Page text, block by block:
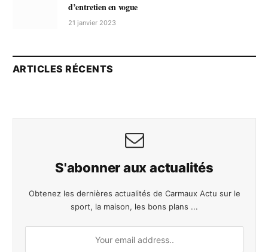
d’entretien en vogue
21 janvier 2023
ARTICLES RÉCENTS
S'abonner aux actualités
Obtenez les dernières actualités de Carmaux Actu sur le
sport, la maison, les bons plans ...